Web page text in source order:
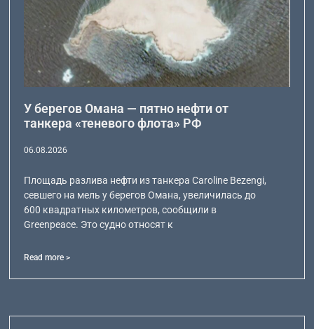
У берегов Омана — пятно нефти от
танкера «теневого флота» РФ
06.08.2026
Площадь разлива нефти из танкера Caroline Bezengi,
севшего на мель у берегов Омана, увеличилась до
600 квадратных километров, сообщили в
Greenpeace. Это судно относят к
Read more >